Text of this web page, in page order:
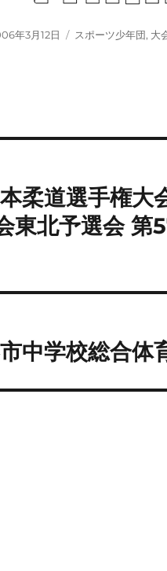
年3月12日
カ
スポーツ少年団, 大
柔道選手権大
東北予選会 第
中学校総合体